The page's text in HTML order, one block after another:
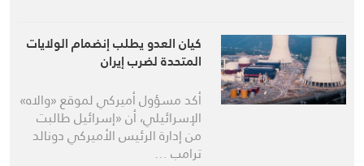
كيان العدو يطلب إنضمام الولايات
المتحدة لضرب إيران
أكد مسؤول أميركي لموقع «والاه»
الإسرائيلي، أن «إسرائيل طالبت
من إدارة الرئيس الأميركي دونالد
ترامب …